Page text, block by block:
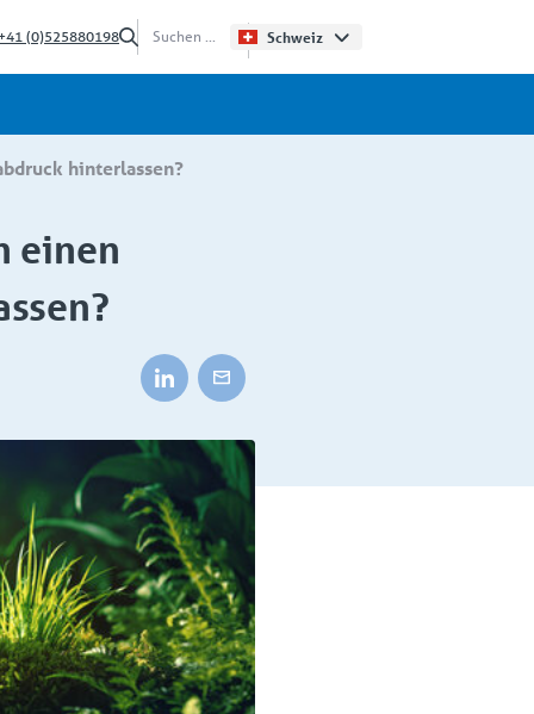
+41 (0)525880198 Schweiz
hinterlassen?
einen